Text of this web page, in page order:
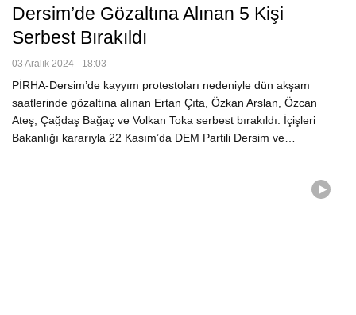
Dersim’de Gözaltına Alınan 5 Kişi
Serbest Bırakıldı
03 Aralık 2024 - 18:03
PİRHA-Dersim’de kayyım protestoları nedeniyle dün akşam
saatlerinde gözaltına alınan Ertan Çıta, Özkan Arslan, Özcan
Ateş, Çağdaş Bağaç ve Volkan Toka serbest bırakıldı. İçişleri
Bakanlığı kararıyla 22 Kasım’da DEM Partili Dersim ve…